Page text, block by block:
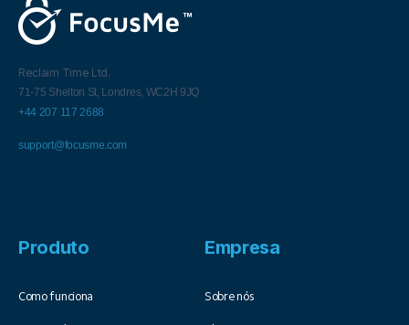
Reclaim Time Ltd.
71-75 Shelton St, Londres, WC2H 9JQ
+44 207 117 2688
support@focusme.com
Produto
Como funciona
Empresa
Sobre nós